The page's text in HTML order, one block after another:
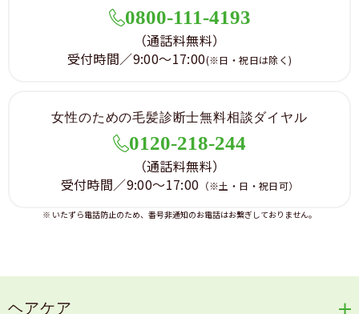
0800-111-4193
（通話料無料）
受付時間／9:00～17:00(※日・祝日は除く)
女性のための毛髪診断士無料相談ダイヤル
0120-218-244
（通話料無料）
受付時間／9:00～17:00 （※土・日・祝日可）
※ いたずら電話防止のため、番号非通知のお電話はお繋ぎしておりません。
ヘアケア